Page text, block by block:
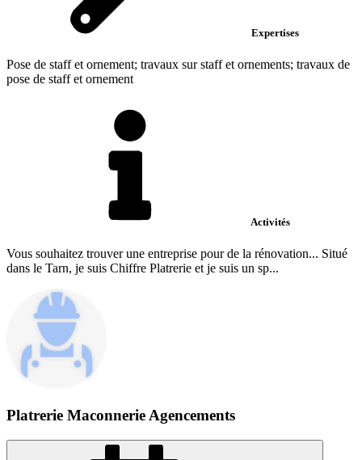
Expertises
Pose de staff et ornement; travaux sur staff et ornements; travaux de
pose de staff et ornement
Activités
Vous souhaitez trouver une entreprise pour de la rénovation... Situé
dans le Tarn, je suis Chiffre Platrerie et je suis un sp...
Platrerie Maconnerie Agencements